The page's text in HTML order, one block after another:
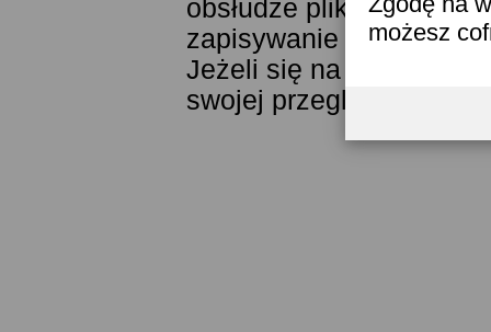
możesz
obsłudze plików
zapisywanie ich w
Jeżeli się na to nie
swojej przeglądarki.